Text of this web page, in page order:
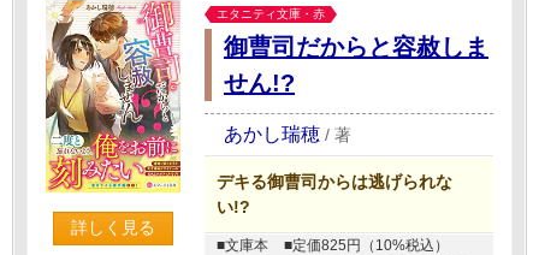
詳しく見る
エタニティ文庫・赤
御曹司だからと容赦しま
せん!?
あかし瑞穂 / 著
デキる御曹司からは逃げられな
い!?
■文庫本
■定価825円（10%税込）